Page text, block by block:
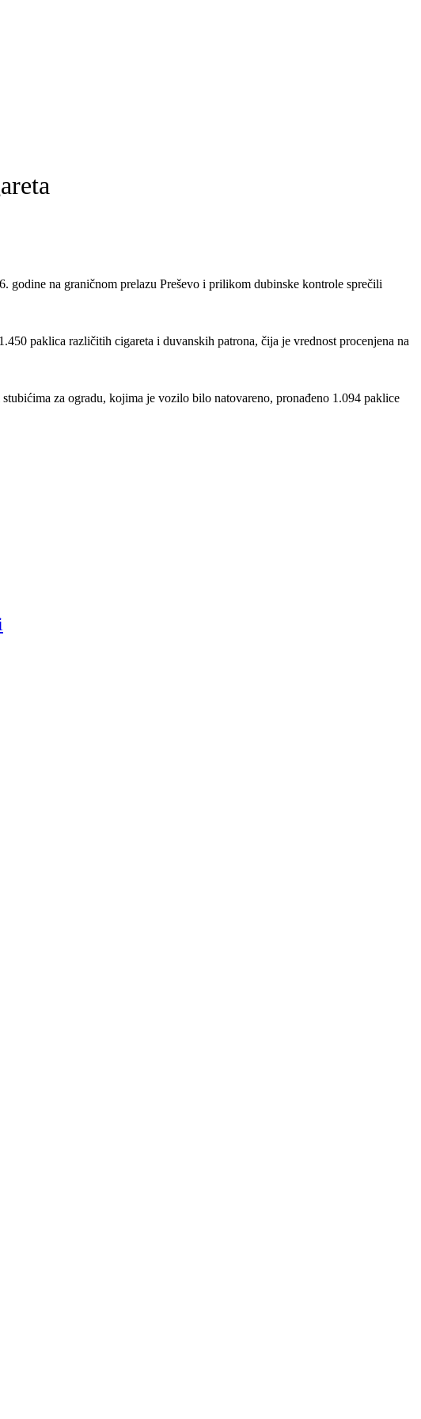
godine na graničnom prelazu Preševo i prilikom dubinske kontrole sprečili
paklica različitih cigareta i duvanskih patrona, čija je vrednost procenjena na
za ogradu, kojima je vozilo bilo natovareno, pronađeno 1.094 paklice